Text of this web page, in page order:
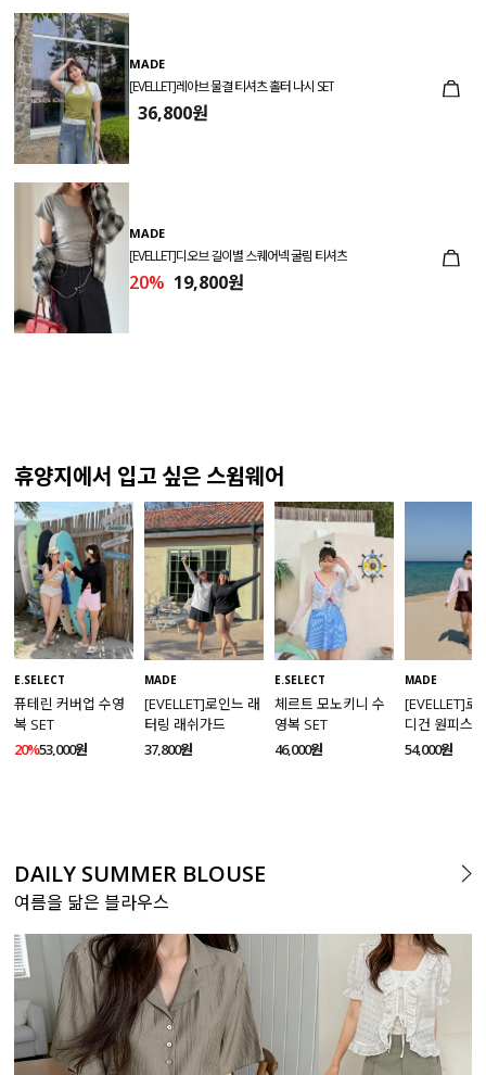
MADE
[EVELLET]레아브 물결 티셔츠 홀터 나시 SET
36,800원
MADE
[EVELLET]디오브 길이별 스퀘어넥 굴림 티셔츠
20% 19,800원
휴양지에서 입고 싶은 스윔웨어
E.SELECT
퓨테린 커버업 수영
복 SET
20%53,000원
MADE
[EVELLET]로인느 래
터링 래쉬가드
37,800원
E.SELECT
체르트 모노키니 수
영복 SET
46,000원
MADE
[EVELLET]로
디건 원피스
SET
54,000원
DAILY SUMMER BLOUSE
여름을 닮은 블라우스